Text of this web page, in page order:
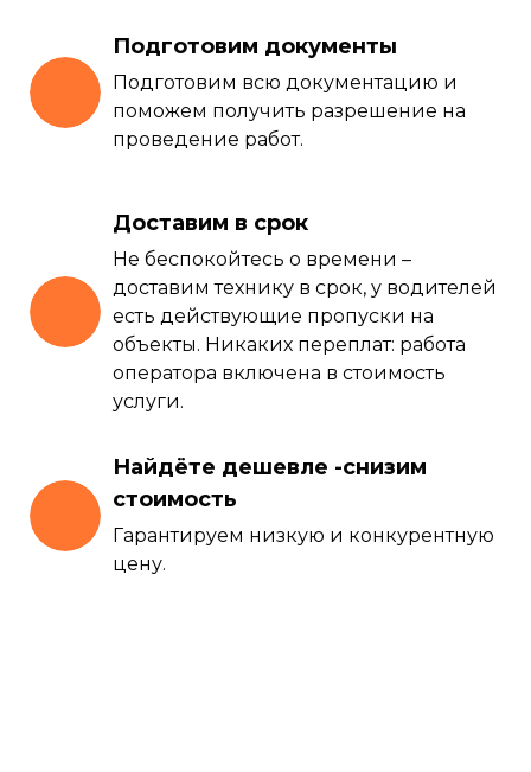
Подготовим документы
Подготовим всю документацию и
поможем получить разрешение на
проведение работ.
Доставим в срок
Не беспокойтесь о времени –
доставим технику в срок, у водителей
есть действующие пропуски на
объекты. Никаких переплат: работа
оператора включена в стоимость
услуги.
Найдёте дешевле -снизим
стоимость
Гарантируем низкую и конкурентную
цену.